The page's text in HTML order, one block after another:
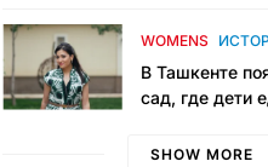
тюрьме по
WOMENS
В Ташкенте
сад, где дети
мама, которая
SHOW MORE